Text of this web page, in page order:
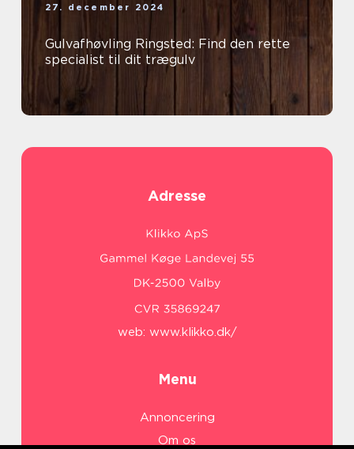
27. december 2024
Gulvafhøvling Ringsted: Find den rette
specialist til dit trægulv
Adresse
web: www.klikko.dk/
Menu
Annoncering
Om os